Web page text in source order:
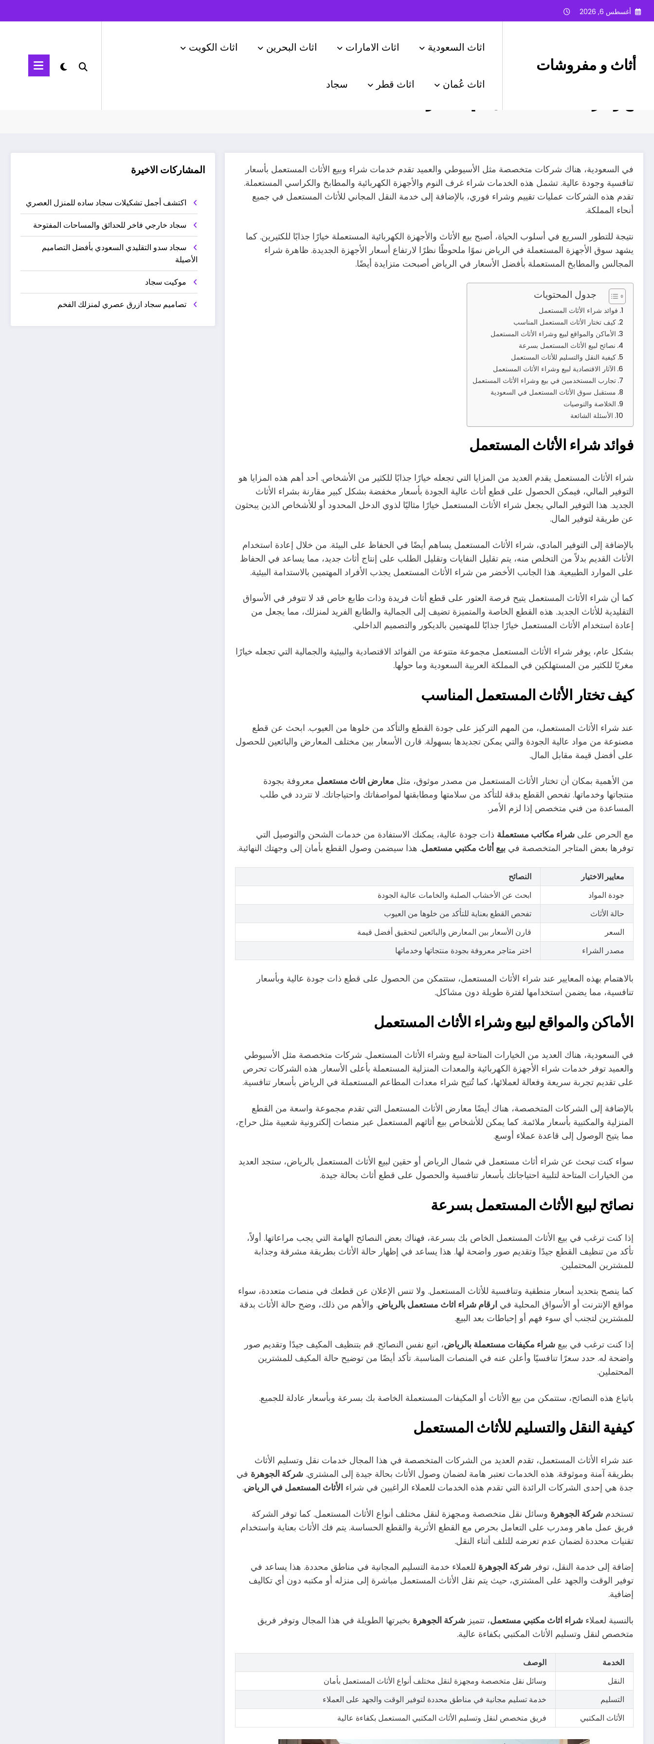
التجاوز
أغسطس 6, 2026
أثاث و مفروشات
اثاث السعودية اثاث الامارات اثاث البحرين اثاث الكويت
اثاث عُمان اثاث قطر سجاد
في السعودية، هناك شركات متخصصة مثل الأسيوطي والعميد تقدم خدمات شراء وبيع الأثاث المستعمل بأسعار
تنافسية وجودة عالية. تشمل هذه الخدمات شراء غرف النوم والأجهزة الكهربائية والمطابخ والكراسي المستعملة.
تقدم هذه الشركات عمليات تقييم وشراء فوري، بالإضافة إلى خدمة النقل المجاني للأثاث المستعمل في جميع
أنحاء المملكة.
نتيجة للتطور السريع في أسلوب الحياة، أصبح بيع الأثاث والأجهزة الكهربائية المستعملة خيارًا جذابًا للكثيرين. كما
يشهد سوق الأجهزة المستعملة في الرياض نموًا ملحوظًا نظرًا لارتفاع أسعار الأجهزة الجديدة. ظاهرة شراء
المجالس والمطابخ المستعملة بأفضل الأسعار في الرياض أصبحت متزايدة أيضًا.
جدول المحتويات
فوائد شراء الأثاث المستعمل
كيف تختار الأثاث المستعمل المناسب
الأماكن والمواقع لبيع وشراء الأثاث المستعمل
نصائح لبيع الأثاث المستعمل بسرعة
كيفية النقل والتسليم للأثاث المستعمل
الآثار الاقتصادية لبيع وشراء الأثاث المستعمل
تجارب المستخدمين في بيع وشراء الأثاث المستعمل
مستقبل سوق الأثاث المستعمل في السعودية
الخلاصة والتوصيات
الأسئلة الشائعة
فوائد شراء الأثاث المستعمل
شراء الأثاث المستعمل يقدم العديد من المزايا التي تجعله خيارًا جذابًا للكثير من الأشخاص. أحد أهم هذه المزايا هو
التوفير المالي، فيمكن الحصول على قطع أثاث عالية الجودة بأسعار مخفضة بشكل كبير مقارنة بشراء الأثاث
الجديد. هذا التوفير المالي يجعل شراء الأثاث المستعمل خيارًا مثاليًا لذوي الدخل المحدود أو للأشخاص الذين يبحثون
عن طريقة لتوفير المال.
بالإضافة إلى التوفير المادي، شراء الأثاث المستعمل يساهم أيضًا في الحفاظ على البيئة. من خلال إعادة استخدام
الأثاث القديم بدلاً من التخلص منه، يتم تقليل النفايات وتقليل الطلب على إنتاج أثاث جديد، مما يساعد في الحفاظ
على الموارد الطبيعية. هذا الجانب الأخضر من شراء الأثاث المستعمل يجذب الأفراد المهتمين بالاستدامة البيئية.
كما أن شراء الأثاث المستعمل يتيح فرصة العثور على قطع أثاث فريدة وذات طابع خاص قد لا تتوفر في الأسواق
التقليدية للأثاث الجديد. هذه القطع الخاصة والمتميزة تضيف إلى الجمالية والطابع الفريد لمنزلك، مما يجعل من
إعادة استخدام الأثاث المستعمل خيارًا جذابًا للمهتمين بالديكور والتصميم الداخلي.
بشكل عام، يوفر شراء الأثاث المستعمل مجموعة متنوعة من الفوائد الاقتصادية والبيئية والجمالية التي تجعله خيارًا
مغريًا للكثير من المستهلكين في المملكة العربية السعودية وما حولها.
كيف تختار الأثاث المستعمل المناسب
عند شراء الأثاث المستعمل، من المهم التركيز على جودة القطع والتأكد من خلوها من العيوب. ابحث عن قطع
مصنوعة من مواد عالية الجودة والتي يمكن تجديدها بسهولة. قارن الأسعار بين مختلف المعارض والبائعين للحصول
على أفضل قيمة مقابل المال.
من الأهمية بمكان أن تختار الأثاث المستعمل من مصدر موثوق، مثل معارض اثاث مستعمل معروفة بجودة
منتجاتها وخدماتها. تفحص القطع بدقة للتأكد من سلامتها ومطابقتها لمواصفاتك واحتياجاتك. لا تتردد في طلب
المساعدة من فني متخصص إذا لزم الأمر.
مع الحرص على شراء مكاتب مستعملة ذات جودة عالية، يمكنك الاستفادة من خدمات الشحن والتوصيل التي
توفرها بعض المتاجر المتخصصة في بيع أثاث مكتبي مستعمل. هذا سيضمن وصول القطع بأمان إلى وجهتك النهائية.
معايير الاختيار
النصائح
جودة المواد
ابحث عن الأخشاب الصلبة والخامات عالية الجودة
حالة الأثاث
تفحص القطع بعناية للتأكد من خلوها من العيوب
السعر
قارن الأسعار بين المعارض والبائعين لتحقيق أفضل قيمة
مصدر الشراء
اختر متاجر معروفة بجودة منتجاتها وخدماتها
بالاهتمام بهذه المعايير عند شراء الأثاث المستعمل، ستتمكن من الحصول على قطع ذات جودة عالية وبأسعار
تنافسية، مما يضمن استخدامها لفترة طويلة دون مشاكل.
الأماكن والمواقع لبيع وشراء الأثاث المستعمل
في السعودية، هناك العديد من الخيارات المتاحة لبيع وشراء الأثاث المستعمل. شركات متخصصة مثل الأسيوطي
والعميد توفر خدمات شراء الأجهزة الكهربائية والمعدات المنزلية المستعملة بأعلى الأسعار. هذه الشركات تحرص
على تقديم تجربة سريعة وفعالة لعملائها، كما تُتيح شراء معدات المطاعم المستعملة في الرياض بأسعار تنافسية.
بالإضافة إلى الشركات المتخصصة، هناك أيضًا معارض الأثاث المستعمل التي تقدم مجموعة واسعة من القطع
المنزلية والمكتبية بأسعار ملائمة. كما يمكن للأشخاص بيع أثاثهم المستعمل عبر منصات إلكترونية شعبية مثل حراج،
مما يتيح الوصول إلى قاعدة عملاء أوسع.
سواء كنت تبحث عن شراء أثاث مستعمل في شمال الرياض أو حقين لبيع الأثاث المستعمل بالرياض، ستجد العديد
من الخيارات المتاحة لتلبية احتياجاتك بأسعار تنافسية والحصول على قطع أثاث بحالة جيدة.
نصائح لبيع الأثاث المستعمل بسرعة
إذا كنت ترغب في بيع الأثاث المستعمل الخاص بك بسرعة، فهناك بعض النصائح الهامة التي يجب مراعاتها. أولاً،
تأكد من تنظيف القطع جيدًا وتقديم صور واضحة لها. هذا يساعد في إظهار حالة الأثاث بطريقة مشرقة وجذابة
للمشترين المحتملين.
كما ينصح بتحديد أسعار منطقية وتنافسية للأثاث المستعمل. ولا تنس الإعلان عن قطعك في منصات متعددة، سواء
مواقع الإنترنت أو الأسواق المحلية في ارقام شراء اثاث مستعمل بالرياض. والأهم من ذلك، وضح حالة الأثاث بدقة
للمشترين لتجنب أي سوء فهم أو إحباطات بعد البيع.
إذا كنت ترغب في بيع شراء مكيفات مستعملة بالرياض، اتبع نفس النصائح. قم بتنظيف المكيف جيدًا وتقديم صور
واضحة له. حدد سعرًا تنافسيًا وأعلن عنه في المنصات المناسبة. تأكد أيضًا من توضيح حالة المكيف للمشترين
المحتملين.
باتباع هذه النصائح، ستتمكن من بيع الأثاث أو المكيفات المستعملة الخاصة بك بسرعة وبأسعار عادلة للجميع.
كيفية النقل والتسليم للأثاث المستعمل
عند شراء الأثاث المستعمل، تقدم العديد من الشركات المتخصصة في هذا المجال خدمات نقل وتسليم الأثاث
بطريقة آمنة وموثوقة. هذه الخدمات تعتبر هامة لضمان وصول الأثاث بحالة جيدة إلى المشتري. شركة الجوهرة في
جدة هي إحدى الشركات الرائدة التي تقدم هذه الخدمات للعملاء الراغبين في شراء الأثاث المستعمل في الرياض.
تستخدم شركة الجوهرة وسائل نقل متخصصة ومجهزة لنقل مختلف أنواع الأثاث المستعمل. كما توفر الشركة
فريق عمل ماهر ومدرب على التعامل بحرص مع القطع الأثرية والقطع الحساسة. يتم فك الأثاث بعناية واستخدام
تقنيات محددة لضمان عدم تعرضه للتلف أثناء النقل.
إضافة إلى خدمة النقل، توفر شركة الجوهرة للعملاء خدمة التسليم المجانية في مناطق محددة. هذا يساعد في
توفير الوقت والجهد على المشتري، حيث يتم نقل الأثاث المستعمل مباشرة إلى منزله أو مكتبه دون أي تكاليف
إضافية.
بالنسبة لعملاء شراء اثاث مكتبي مستعمل، تتميز شركة الجوهرة بخبرتها الطويلة في هذا المجال وتوفر فريق
متخصص لنقل وتسليم الأثاث المكتبي بكفاءة عالية.
الخدمة
الوصف
النقل
وسائل نقل متخصصة ومجهزة لنقل مختلف أنواع الأثاث المستعمل بأمان
التسليم
خدمة تسليم مجانية في مناطق محددة لتوفير الوقت والجهد على العملاء
الأثاث المكتبي
فريق متخصص لنقل وتسليم الأثاث المكتبي المستعمل بكفاءة عالية
المشاركات الاخيرة
اكتشف أجمل تشكيلات سجاد ساده للمنزل العصري
سجاد خارجي فاخر للحدائق والمساحات المفتوحة
سجاد سدو التقليدي السعودي بأفضل التصاميم
الأصيلة
موكيت سجاد
تصاميم سجاد ازرق عصري لمنزلك الفخم